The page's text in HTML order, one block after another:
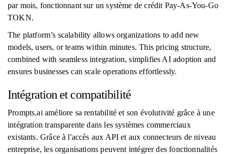
par mois, fonctionnant sur un système de crédit Pay-As-You-Go
TOKN.
The platform’s scalability allows organizations to add new
models, users, or teams within minutes. This pricing structure,
combined with seamless integration, simplifies AI adoption and
ensures businesses can scale operations effortlessly.
Intégration et compatibilité
Prompts.ai améliore sa rentabilité et son évolutivité grâce à une
intégration transparente dans les systèmes commerciaux
existants. Grâce à l'accès aux API et aux connecteurs de niveau
entreprise, les organisations peuvent intégrer des fonctionnalités